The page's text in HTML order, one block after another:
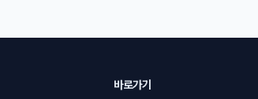
바로가기